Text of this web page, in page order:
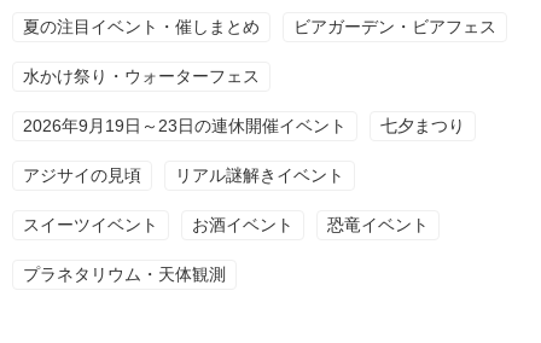
夏の注目イベント・催しまとめ ビアガーデン・ビアフェス
水かけ祭り・ウォーターフェス
2026年9月19日～23日の連休開催イベント 七夕まつり
アジサイの見頃 リアル謎解きイベント
スイーツイベント お酒イベント 恐竜イベント
プラネタリウム・天体観測